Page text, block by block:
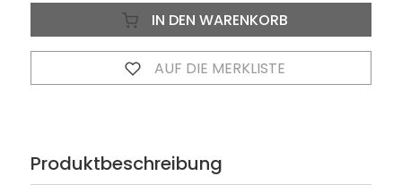
IN DEN WARENKORB
AUF DIE MERKLISTE
Produktbeschreibung